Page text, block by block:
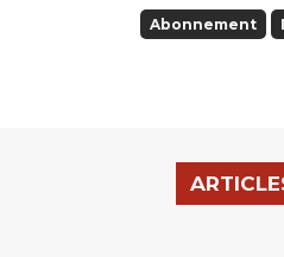
Abonnement